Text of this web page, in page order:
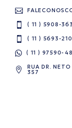
( 11 ) 5908-
( 11 ) 5693-
( 11 ) 97590-
RUA DR. NETO
357